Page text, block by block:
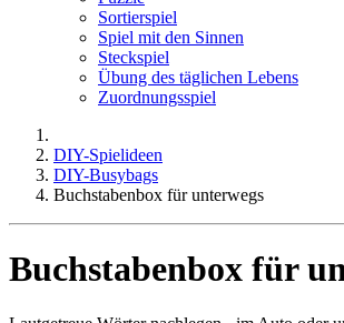
Sortierspiel
Spiel mit den Sinnen
Steckspiel
Übung des täglichen Lebens
Zuordnungsspiel
DIY-Spielideen
DIY-Busybags
Buchstabenbox für unterwegs
Buchstabenbox für